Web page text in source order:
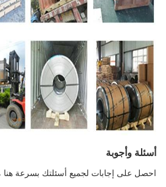
أسئلة وأجوبة
احصل على إجابات لجميع أسئلتك بسرعة هنا